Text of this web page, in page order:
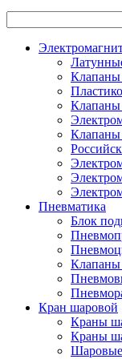
Клапаны
Клапаны
Клапаны
Пневматика
Блок
Клапаны
Кран шаровой
Краны
Краны
Шаровые